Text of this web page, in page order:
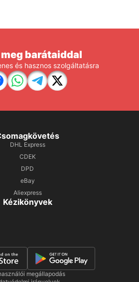
barátaiddal
és hasznos szolgáltatásra
DHL Express
CDEK
DPD
eBay
Aliexpress
Kézikönyvek
megállapodás